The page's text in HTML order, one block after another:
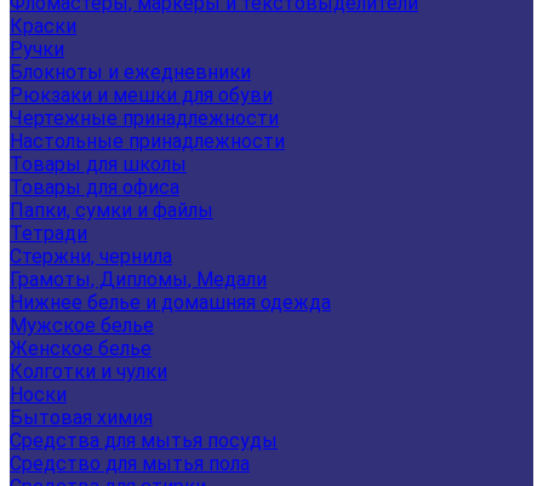
Краски
Ручки
Блокноты и ежедневники
Рюкзаки и мешки для обуви
Чертежные принадлежности
Настольные принадлежности
Товары для школы
Товары для офиса
Папки, сумки и файлы
Тетради
Стержни, чернила
Грамоты, Дипломы, Медали
Нижнее белье и домашняя одежда
Мужское белье
Женское белье
Колготки и чулки
Носки
Бытовая химия
Средства для мытья посуды
Средство для мытья пола